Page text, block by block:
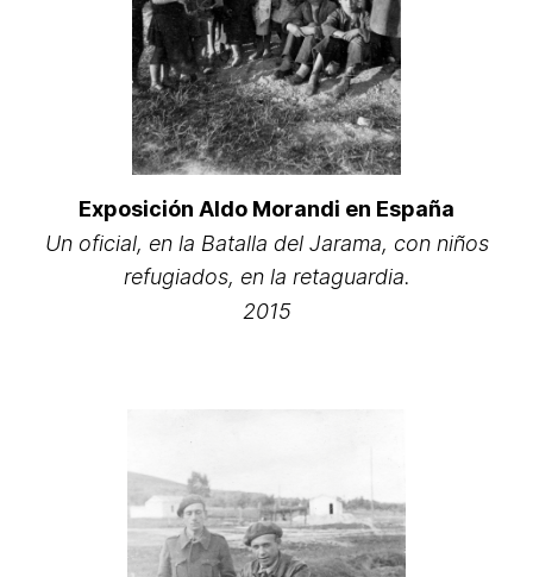
Exposición Aldo Morandi en España
Un oficial, en la Batalla del Jarama, con niños
refugiados, en la retaguardia.
2015